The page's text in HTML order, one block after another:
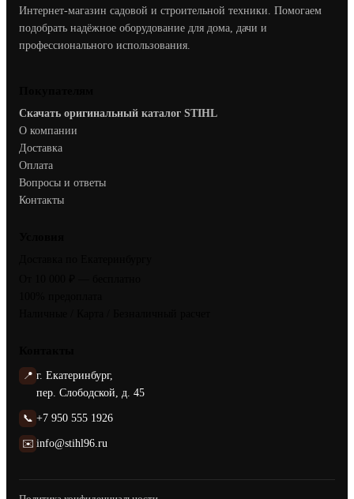
Интернет-магазин садовой и строительной техники. Помогаем
подобрать надёжное оборудование для дома, дачи и
профессионального использования.
Скачать оригинальный каталог STIHL
О компании
Доставка
Оплата
Вопросы и ответы
Контакты
📍 г. Екатеринбург,
пер. Слободской, д. 45
📞 +7 950 555 1926
✉️ info@stihl96.ru